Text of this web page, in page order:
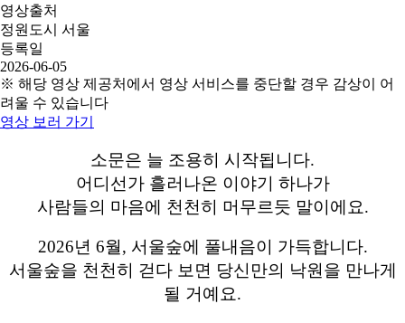
영상출처
정원도시 서울
등록일
2026-06-05
※ 해당 영상 제공처에서 영상 서비스를 중단할 경우 감상이 어
려울 수 있습니다
영상 보러 가기
소문은 늘 조용히 시작됩니다.
어디선가 흘러나온 이야기 하나가
사람들의 마음에 천천히 머무르듯 말이에요.
2026년 6월, 서울숲에 풀내음이 가득합니다.
서울숲을 천천히 걷다 보면 당신만의 낙원을 만나게
될 거예요.